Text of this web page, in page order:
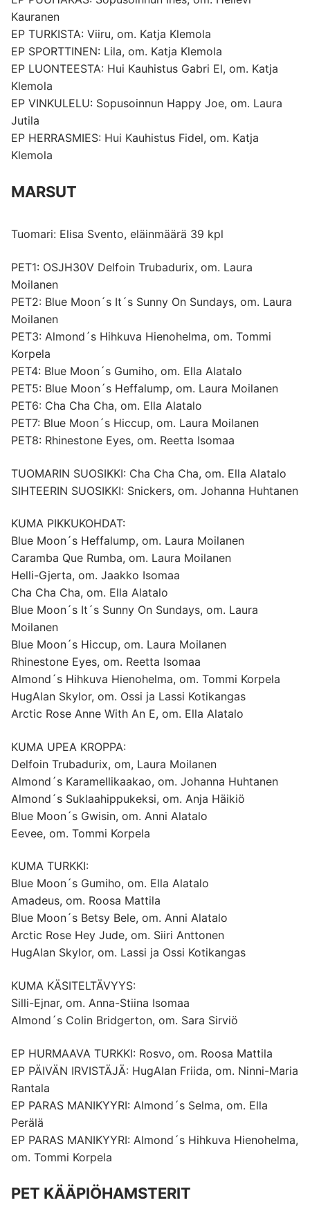
Kauranen
EP TURKISTA: Viiru, om. Katja Klemola
EP SPORTTINEN: Lila, om. Katja Klemola
EP LUONTEESTA: Hui Kauhistus Gabri El, om. Katja
Klemola
EP VINKULELU: Sopusoinnun Happy Joe, om. Laura
Jutila
EP HERRASMIES: Hui Kauhistus Fidel, om. Katja
Klemola
MARSUT
Tuomari: Elisa Svento, eläinmäärä 39 kpl
PET1: OSJH30V Delfoin Trubadurix, om. Laura
Moilanen
PET2: Blue Moon´s It´s Sunny On Sundays, om. Laura
Moilanen
PET3: Almond´s Hihkuva Hienohelma, om. Tommi
Korpela
PET4: Blue Moon´s Gumiho, om. Ella Alatalo
PET5: Blue Moon´s Heffalump, om. Laura Moilanen
PET6: Cha Cha Cha, om. Ella Alatalo
PET7: Blue Moon´s Hiccup, om. Laura Moilanen
PET8: Rhinestone Eyes, om. Reetta Isomaa
TUOMARIN SUOSIKKI: Cha Cha Cha, om. Ella Alatalo
SIHTEERIN SUOSIKKI: Snickers, om. Johanna Huhtanen
KUMA PIKKUKOHDAT:
Blue Moon´s Heffalump, om. Laura Moilanen
Caramba Que Rumba, om. Laura Moilanen
Helli-Gjerta, om. Jaakko Isomaa
Cha Cha Cha, om. Ella Alatalo
Blue Moon´s It´s Sunny On Sundays, om. Laura
Moilanen
Blue Moon´s Hiccup, om. Laura Moilanen
Rhinestone Eyes, om. Reetta Isomaa
Almond´s Hihkuva Hienohelma, om. Tommi Korpela
HugAlan Skylor, om. Ossi ja Lassi Kotikangas
Arctic Rose Anne With An E, om. Ella Alatalo
KUMA UPEA KROPPA:
Delfoin Trubadurix, om, Laura Moilanen
Almond´s Karamellikaakao, om. Johanna Huhtanen
Almond´s Suklaahippukeksi, om. Anja Häikiö
Blue Moon´s Gwisin, om. Anni Alatalo
Eevee, om. Tommi Korpela
KUMA TURKKI:
Blue Moon´s Gumiho, om. Ella Alatalo
Amadeus, om. Roosa Mattila
Blue Moon´s Betsy Bele, om. Anni Alatalo
Arctic Rose Hey Jude, om. Siiri Anttonen
HugAlan Skylor, om. Lassi ja Ossi Kotikangas
KUMA KÄSITELTÄVYYS:
Silli-Ejnar, om. Anna-Stiina Isomaa
Almond´s Colin Bridgerton, om. Sara Sirviö
EP HURMAAVA TURKKI: Rosvo, om. Roosa Mattila
EP PÄIVÄN IRVISTÄJÄ: HugAlan Friida, om. Ninni-Maria
Rantala
EP PARAS MANIKYYRI: Almond´s Selma, om. Ella
Perälä
EP PARAS MANIKYYRI: Almond´s Hihkuva Hienohelma,
om. Tommi Korpela
PET KÄÄPIÖHAMSTERIT